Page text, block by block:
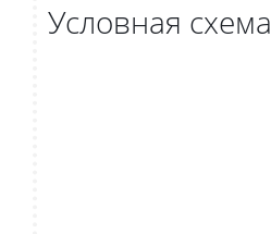
Условная схема